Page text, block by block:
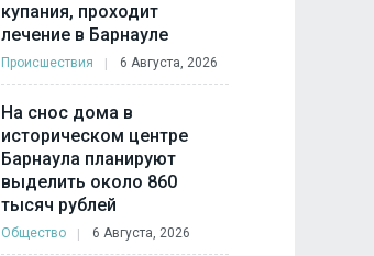
купания, проходит
лечение в Барнауле
Происшествия 6 Августа, 2026
На снос дома в
историческом центре
Барнаула планируют
выделить около 860
тысяч рублей
Общество 6 Августа, 2026